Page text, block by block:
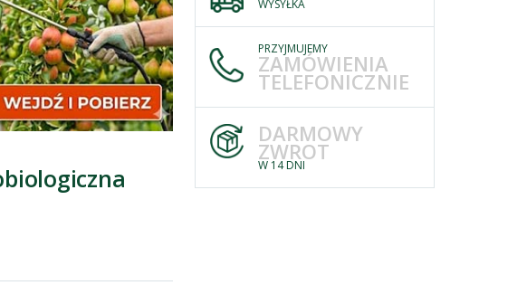
WYSYŁKA
PRZYJMUJEMY
ZAMÓWIENIA
TELEFONICZNIE
DARMOWY
ZWROT
W 14 DNI